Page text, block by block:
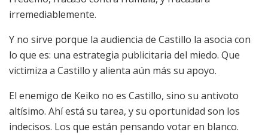
irremediablemente.
Y no sirve porque la audiencia de Castillo la asocia con
lo que es: una estrategia publicitaria del miedo. Que
victimiza a Castillo y alienta aún más su apoyo.
El enemigo de Keiko no es Castillo, sino su antivoto
altísimo. Ahí está su tarea, y su oportunidad son los
indecisos. Los que están pensando votar en blanco.